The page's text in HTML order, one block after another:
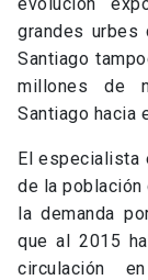
grandes urbes
Santiago
millones de
Santiago hacia
El especialista
de la población
la demanda
que al 2015
circulación